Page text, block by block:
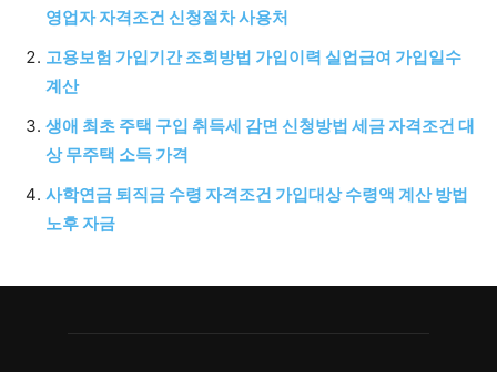
영업자 자격조건 신청절차 사용처
고용보험 가입기간 조회방법 가입이력 실업급여 가입일수
계산
생애 최초 주택 구입 취득세 감면 신청방법 세금 자격조건 대
상 무주택 소득 가격
사학연금 퇴직금 수령 자격조건 가입대상 수령액 계산 방법
노후 자금